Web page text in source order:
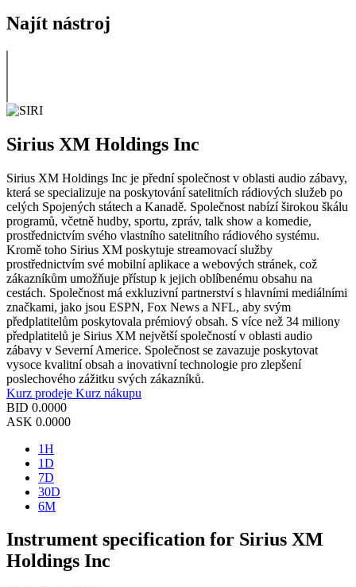
Najít nástroj
Sirius XM Holdings Inc
Sirius XM Holdings Inc je přední společnost v oblasti audio zábavy,
která se specializuje na poskytování satelitních rádiových služeb po
celých Spojených státech a Kanadě. Společnost nabízí širokou škálu
programů, včetně hudby, sportu, zpráv, talk show a komedie,
prostřednictvím svého vlastního satelitního rádiového systému.
Kromě toho Sirius XM poskytuje streamovací služby
prostřednictvím své mobilní aplikace a webových stránek, což
zákazníkům umožňuje přístup k jejich oblíbenému obsahu na
cestách. Společnost má exkluzivní partnerství s hlavními mediálními
značkami, jako jsou ESPN, Fox News a NFL, aby svým
předplatitelům poskytovala prémiový obsah. S více než 34 miliony
předplatitelů je Sirius XM největší společností v oblasti audio
zábavy v Severní Americe. Společnost se zavazuje poskytovat
vysoce kvalitní obsah a inovativní technologie pro zlepšení
poslechového zážitku svých zákazníků.
Kurz prodeje Kurz nákupu
BID 0.0000
ASK 0.0000
1H
1D
7D
30D
6M
Instrument specification for Sirius XM
Holdings Inc